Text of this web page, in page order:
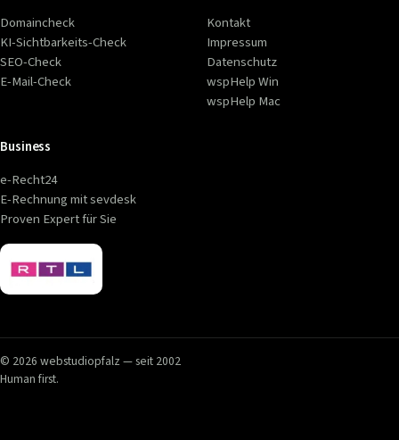
Domaincheck
KI-Sichtbarkeits-Check
SEO-Check
E-Mail-Check
Kontakt
Impressum
Datenschutz
wspHelp Win
wspHelp Mac
Business
e-Recht24
E-Rechnung mit sevdesk
Proven Expert für Sie
© 2026 webstudiopfalz — seit 2002
Human first.